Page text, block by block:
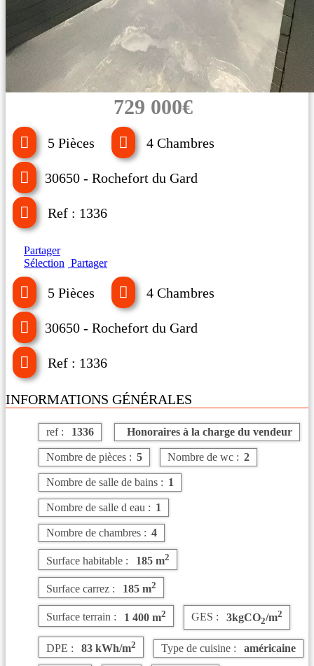
729 000€
5 Pièces 4 Chambres
30650 - Rochefort du Gard
Ref : 1336
Partager
Sélection Partager
5 Pièces 4 Chambres
30650 - Rochefort du Gard
Ref : 1336
INFORMATIONS GÉNÉRALES
ref : 1336 Honoraires à la charge du vendeur
Nombre de pièces : 5 Nombre de wc : 2
Nombre de salle de bains : 1
Nombre de salle d eau : 1
Nombre de chambres : 4
Surface habitable : 185 m2
Surface carrez : 185 m2
Surface terrain : 1 400 m2 GES : 3kgCO2/m2
DPE : 83 kWh/m2 Type de cuisine : américaine